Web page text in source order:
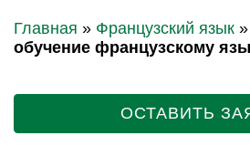
Главная » Французский язык »
обучение французскому
ОСТАВИТЬ